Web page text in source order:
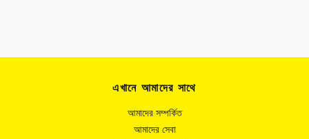
এখানে আমাদের সাথে
আমাদের সম্পর্কিত
আমাদের সেবা